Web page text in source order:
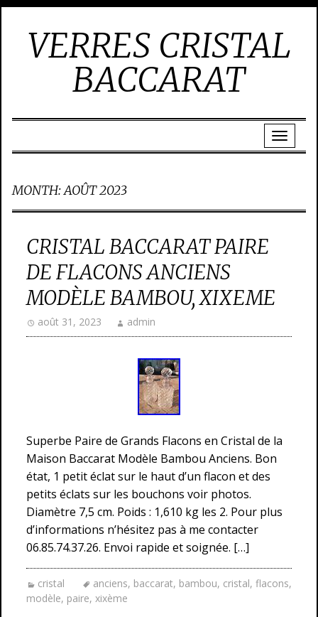
VERRES CRISTAL
BACCARAT
MONTH:AOÛT 2023
CRISTAL BACCARAT PAIRE
DE FLACONS ANCIENS
MODÈLE BAMBOU, XIXEME
août 31, 2023 admin
Superbe Paire de Grands Flacons en Cristal de la
Maison Baccarat Modèle Bambou Anciens. Bon
état, 1 petit éclat sur le haut d’un flacon et des
petits éclats sur les bouchons voir photos.
Diamètre 7,5 cm. Poids : 1,610 kg les 2. Pour plus
d’informations n’hésitez pas à me contacter
06.85.74.37.26. Envoi rapide et soignée. […]
cristal anciens, baccarat, bambou, cristal, flacons,
modèle, paire, xixème